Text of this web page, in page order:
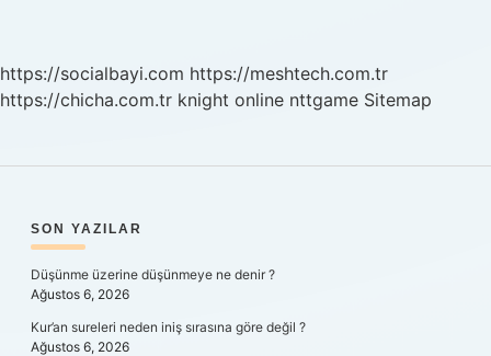
https://socialbayi.com https://meshtech.com.tr
https://chicha.com.tr knight online nttgame Sitemap
SIDEBAR
SON YAZILAR
Düşünme üzerine düşünmeye ne denir ?
Ağustos 6, 2026
Kur’an sureleri neden iniş sırasına göre değil ?
Ağustos 6, 2026